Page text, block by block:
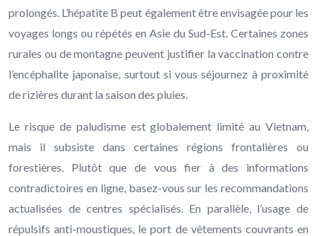
prolongés. L’hépatite B peut également être envisagée pour les
voyages longs ou répétés en Asie du Sud-Est. Certaines zones
rurales ou de montagne peuvent justifier la vaccination contre
l’encéphalite japonaise, surtout si vous séjournez à proximité
de rizières durant la saison des pluies.
Le risque de paludisme est globalement limité au Vietnam,
mais il subsiste dans certaines régions frontalières ou
forestières. Plutôt que de vous fier à des informations
contradictoires en ligne, basez-vous sur les recommandations
actualisées de centres spécialisés. En parallèle, l’usage de
répulsifs anti-moustiques, le port de vêtements couvrants en